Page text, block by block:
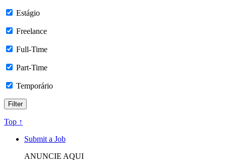
Estágio
Freelance
Full-Time
Part-Time
Temporário
Top ↑
Submit a Job
ANUNCIE AQUI